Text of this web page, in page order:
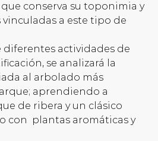
conserva su toponimia y
vinculadas a este tipo de
diferentes actividades de
se analizará la
al arbolado más
aprendiendo a
de ribera y un clásico
con plantas aromáticas y